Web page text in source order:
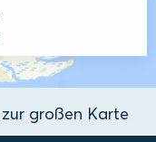
zur großen Karte